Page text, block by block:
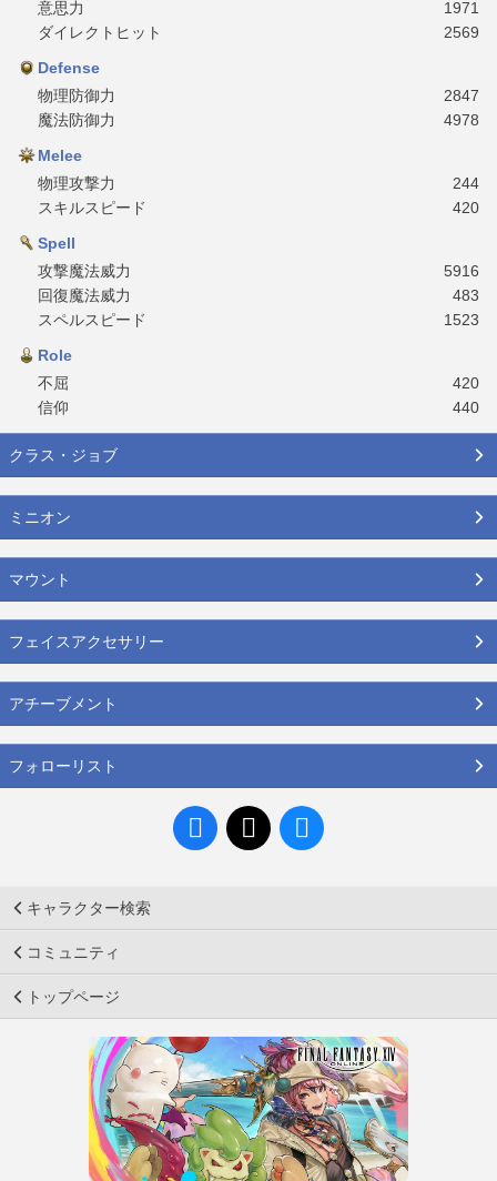
意思力
1971
ダイレクトヒット
2569
Defense
物理防御力
2847
魔法防御力
4978
Melee
物理攻撃力
244
スキルスピード
420
Spell
攻撃魔法威力
5916
回復魔法威力
483
スペルスピード
1523
Role
不屈
420
信仰
440
クラス・ジョブ
ミニオン
マウント
フェイスアクセサリー
アチーブメント
フォローリスト
キャラクター検索
コミュニティ
トップページ